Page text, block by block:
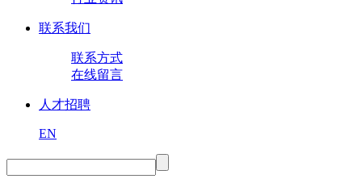
联系我们
联系方式
在线留言
人才招聘
EN